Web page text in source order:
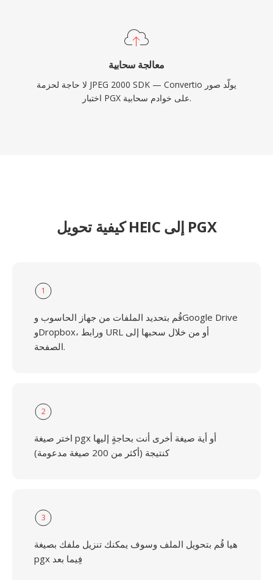
معالجة سحابية
لا حاجة لحزمة JPEG 2000 SDK — Convertio يولّد صور
اختبار PGX على خوادم سحابية.
كيفية تحويل HEIC إلى PGX
1
قُم بتحديد الملفات من جهاز الحاسوب وGoogle Drive
وDropbox، ورابط URL أو من خلال سحبها إلى
الصفحة.
2
اختر صيغة pgx أو أية صيغة أخرى أنت بحاجةٍ إليها
كنتيجة (أكثر من 200 صيغة مدعومة)
3
هيا قُم بتحويل الملف وسوف يمكنك تنزيل ملفك بصيغة
pgx فِيما بعد